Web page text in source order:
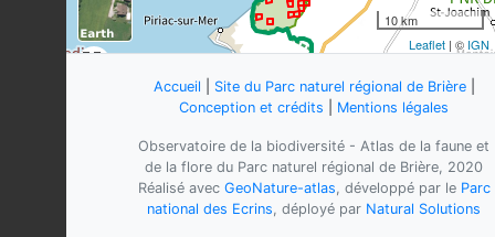
Frelon à pattes jaunes
Vespa velutina nigrithoraxdu
Buysson, 1905
33observations
Gorgebleue à miroir
Luscinia svecica(Linnaeus, 1758)
32observations
10 km
Leaflet | © IGN
Accueil Site du Parc naturel régional de Brière|
Conception et crédits
Mentions légales
Observatoire de la biodiversité - Atlas de la faune et
de la flore du Parc naturel régional de Brière, 2020
Réalisé avec GeoNature-atlas, développé par le Parc
national des Ecrins, déployé par Natural Solutions